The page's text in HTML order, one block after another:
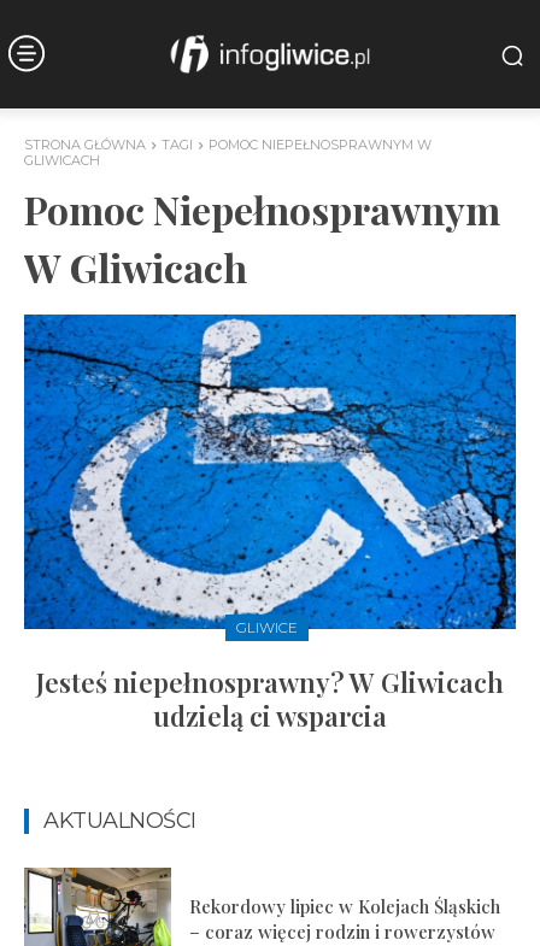
STRONA GŁÓWNA TAGI
POMOC NIEPEŁNOSPRAWNYM W
GLIWICACH
Pomoc Niepełnosprawnym
W Gliwicach
GLIWICE
Jesteś niepełnosprawny? W Gliwicach
udzielą ci wsparcia
AKTUALNOŚCI
Rekordowy lipiec w Kolejach Śląskich
– coraz więcej rodzin i rowerzystów